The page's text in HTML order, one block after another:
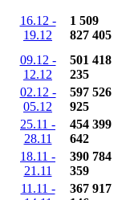
16.12 -
19.12
1 509
827 405
09.12 -
12.12
501 418
235
02.12 -
05.12
597 526
925
25.11 -
28.11
454 399
642
18.11 -
21.11
390 784
359
11.11 -
367 917